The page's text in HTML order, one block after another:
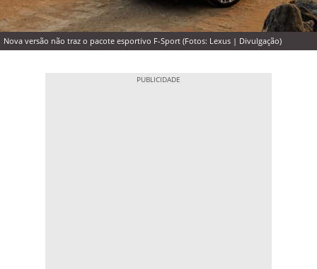
Nova versão não traz o pacote esportivo F-Sport (Fotos: Lexus | Divulgação)